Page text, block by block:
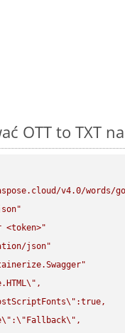
OTT to TXT
v4.0/words/
json"
\" ,
\" :true,
\" :\" Fallback\" ,